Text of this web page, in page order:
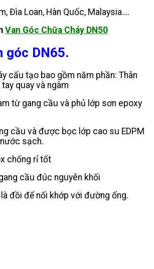
Đìa Loan, Hàn Quốc, Malaysia….
Van Góc Chữa Cháy DN50
góc DN65.
cấu tạo bao gồm năm phần: Thân
tay quay và ngàm
từ gang cầu và phủ lớp sơn epoxy
cầu và được bọc lớp cao su EDPM
sạch.
chống rỉ tốt
cầu đúc nguyên khối
đồi để nối khớp với đường ống.